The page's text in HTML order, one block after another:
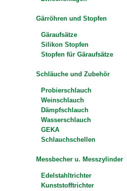
Gärröhren und Stopfen
Gäraufsätze
Silikon Stopfen
Stopfen für Gäraufsätze
Schläuche und Zubehör
Probierschlauch
Weinschlauch
Dämpfschlauch
Wasserschlauch
GEKA
Schlauchschellen
Messbecher u. Messzylinder
Edelstahltrichter
Kunststofftrichter